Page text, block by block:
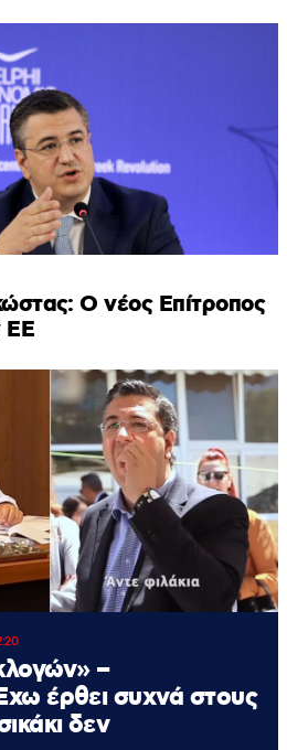
Ο νέος Επίτροπος
ΕΕ
–
έρθει συχνά στους
δεν